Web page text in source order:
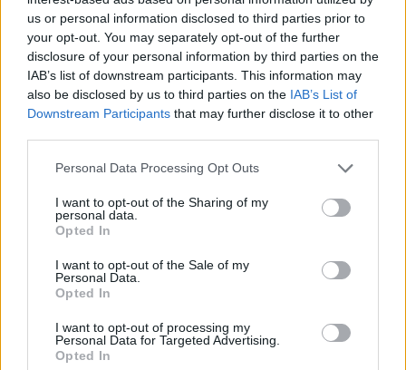
us or personal information disclosed to third parties prior to
your opt-out. You may separately opt-out of the further
disclosure of your personal information by third parties on the
IAB’s list of downstream participants. This information may
also be disclosed by us to third parties on the IAB’s List of
Downstream Participants that may further disclose it to other
Please note that this website/app uses one or more Google
not limited to your visit or usage behaviour. You may click to
grant or deny consent to Google and its third-party tags to
use your data for below specified purposes in below Google
consent section.
Personal Data Processing Opt Outs
I want to opt-out of the Sharing of my
personal data.
Opted In
I want to opt-out of the Sale of my
Personal Data.
Opted In
I want to opt-out of processing my
Personal Data for Targeted Advertising.
Opted In
Infos.fr Unit